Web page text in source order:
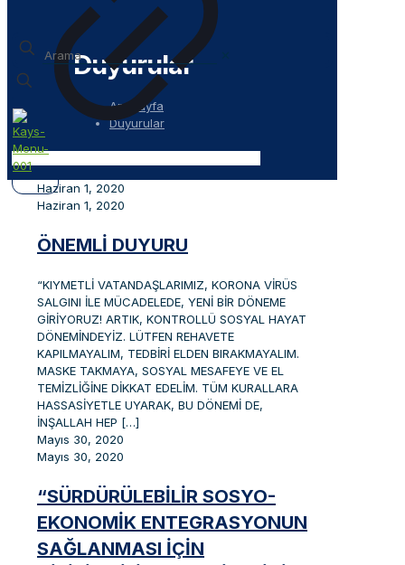
Duyurular
Anasayfa
Duyurular
Haziran 1, 2020
Haziran 1, 2020
ÖNEMLI DUYURU
“KIYMETLİ VATANDAŞLARIMIZ, KORONA VİRÜS
SALGINI İLE MÜCADELEDE, YENİ BİR DÖNEME
GİRİYORUZ! ARTIK, KONTROLLÜ SOSYAL HAYAT
DÖNEMİNDEYİZ. LÜTFEN REHAVETE
KAPILMAYALIM, TEDBİRİ ELDEN BIRAKMAYALIM.
MASKE TAKMAYA, SOSYAL MESAFEYE VE EL
TEMİZLİĞİNE DİKKAT EDELİM. TÜM KURALLARA
HASSASİYETLE UYARAK, BU DÖNEMİ DE,
İNŞALLAH HEP […]
Mayıs 30, 2020
Mayıs 30, 2020
“SÜRDÜRÜLEBILIR SOSYO-
EKONOMIK ENTEGRASYONUN
SAĞLANMASI IÇIN